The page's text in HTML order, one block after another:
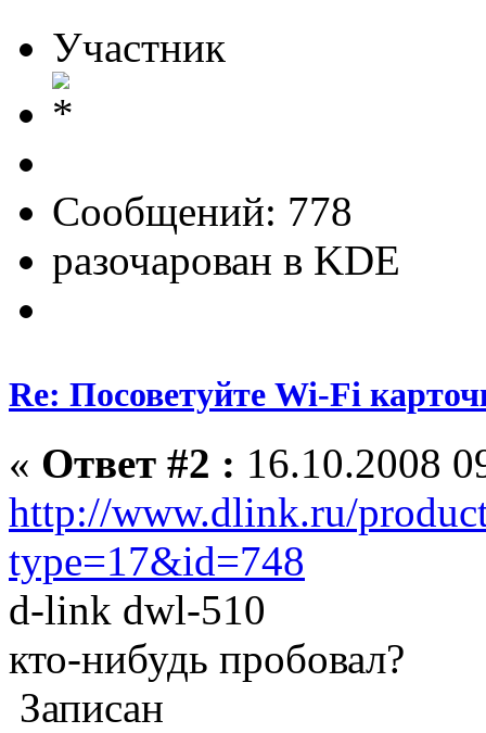
Участник
Сообщений: 778
разочарован в KDE
Re: Посоветуйте Wi-Fi
« Ответ #2 : 16.10.2008
http://www.dlink.ru/
type=17&id=748
d-link dwl-510
кто-нибудь пробовал?
Записан